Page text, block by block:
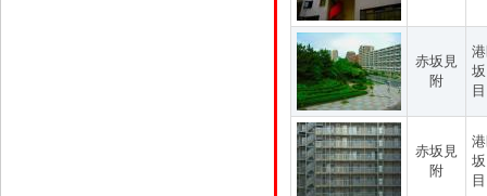
赤坂見
附
目
赤坂見
附
目